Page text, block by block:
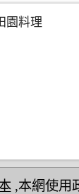
園料理
,本網使用